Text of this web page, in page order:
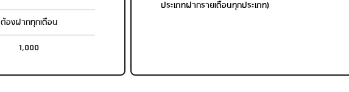
ต้องฝากทุกเดือน
1,000
ประเภทฝากรายเดือนทุกประเภท)